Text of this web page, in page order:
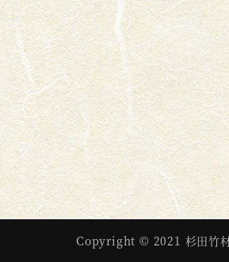
Copyright © 2021 杉田竹